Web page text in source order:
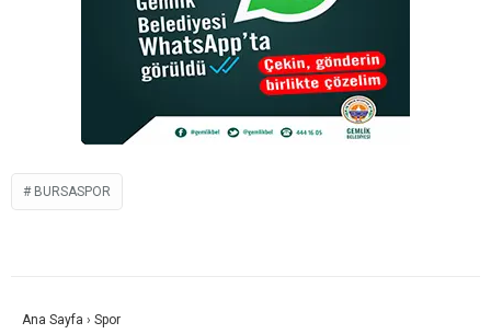
BURSASPOR
Ana Sayfa › Spor